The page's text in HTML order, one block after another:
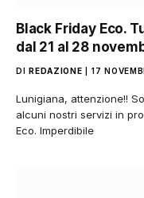
Black Friday Eco.
dal 21 al 28
DI REDAZIONE 17
Lunigiana, attenzione!!
alcuni nostri servizi in
Eco. Imperdibile